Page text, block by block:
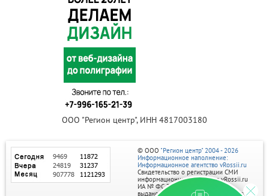
ООО "Регион центр", ИНН 4817003180
© ООО "Регион центр" 2004 - 2026
Информационное наполнение:
Информационное агентство vRossii.ru
Свидетельство о регистрации СМИ
информационного агентства vRossii.ru
ИА № ФС 77‑35502
выдано РОСКОМНАДЗОРом 04 марта